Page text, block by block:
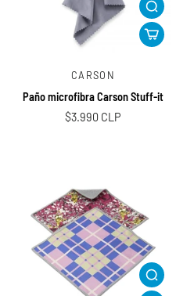
CARSON
Paño microfibra Carson Stuff-it
$3.990 CLP